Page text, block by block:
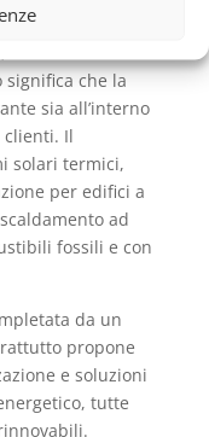
è ancora
che la
sia all’interno
clienti. Il
solari termici,
per edifici a
ad
fossili e con
da un
propone
e soluzioni
tutte